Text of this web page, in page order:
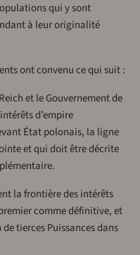
qui y sont
à leur originalité
ont convenu ce qui suit :
et le Gouvernement de
d’empire
État polonais, la ligne
et qui doit être décrite
la frontière des intérêts
comme définitive, et
tierces Puissances dans